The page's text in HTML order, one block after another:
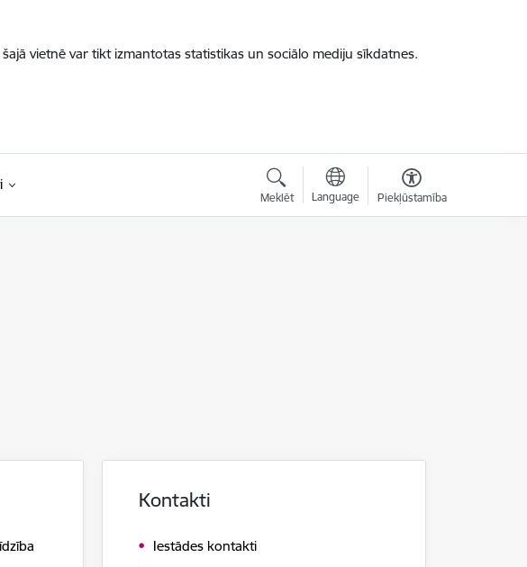
vietnē var tikt izmantotas statistikas un sociālo mediju sīkdatnes.
Meklēt Language Piekļūstamība
Kontakti
Iestādes kontakti